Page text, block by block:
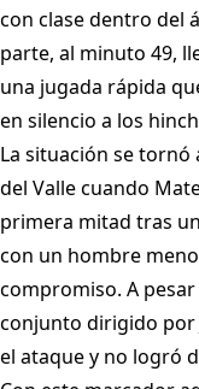
con clase dentro del
parte, al minuto 49,
una jugada rápida
en silencio a los
La situación se
del Valle cuando
primera mitad tras
con un hombre
compromiso. A
conjunto dirigido por
el ataque y no logró